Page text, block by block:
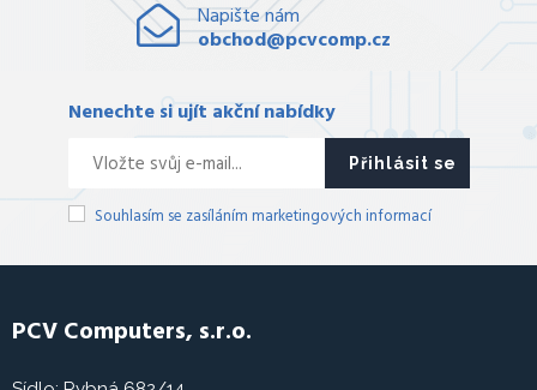
Napište nám
obchod@pcvcomp.cz
Nenechte si ujít akční nabídky
Přihlásit se
Souhlasím se zasíláním marketingových informací
PCV Computers, s.r.o.